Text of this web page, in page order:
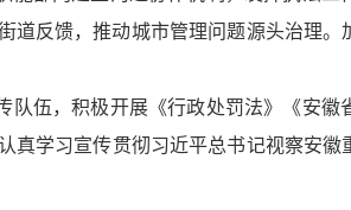
道反馈，推动城市管理问题源头治理
队伍，积极开展 《行政处罚法》 《安徽
真学习宣传贯彻习近平总书记视察安